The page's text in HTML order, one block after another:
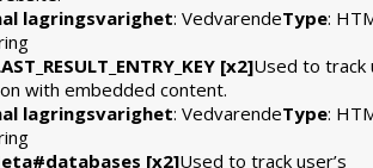
lagringsvarighet: VedvarendeType:
[x2]Used to track
with embedded content.
lagringsvarighet: VedvarendeType:
[x2]Used to track user’s